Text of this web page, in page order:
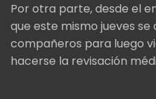
Por otra parte, desde el
que este mismo jueves se
compañeros para luego
hacerse la revisación